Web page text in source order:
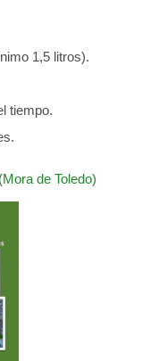
1,5 litros).
tiempo.
de Toledo)